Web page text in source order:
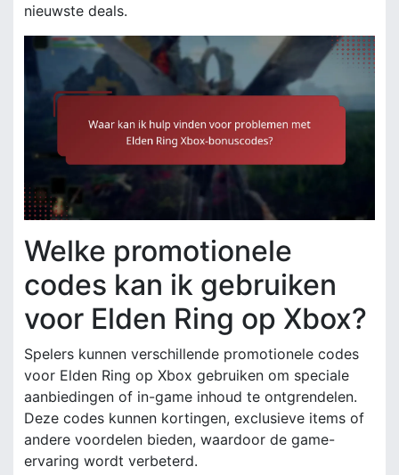
nieuwste deals.
Welke promotionele
codes kan ik gebruiken
voor Elden Ring op Xbox?
Spelers kunnen verschillende promotionele codes
voor Elden Ring op Xbox gebruiken om speciale
aanbiedingen of in-game inhoud te ontgrendelen.
Deze codes kunnen kortingen, exclusieve items of
andere voordelen bieden, waardoor de game-
ervaring wordt verbeterd.